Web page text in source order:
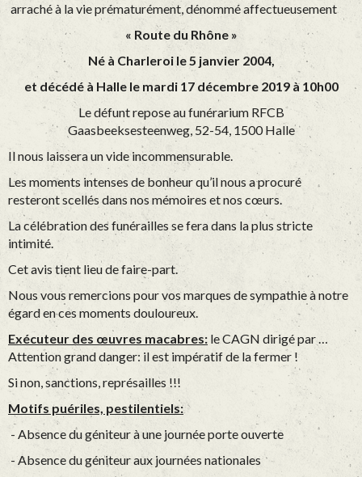
arraché à la vie prématurément, dénommé affectueusement
« Route du Rhône »
Né à Charleroi le 5 janvier 2004,
et décédé à Halle le mardi 17 décembre 2019 à 10h00
Le défunt repose au funérarium RFCB
Gaasbeeksesteenweg, 52-54, 1500 Halle
Il nous laissera un vide incommensurable.
Les moments intenses de bonheur qu’il nous a procuré
resteront scellés dans nos mémoires et nos cœurs.
La célébration des funérailles se fera dans la plus stricte
intimité.
Cet avis tient lieu de faire-part.
Nous vous remercions pour vos marques de sympathie à notre
égard en ces moments douloureux.
Exécuteur des œuvres macabres: le CAGN dirigé par …
Attention grand danger: il est impératif de la fermer !
Si non, sanctions, représailles !!!
Motifs puériles, pestilentiels:
- Absence du géniteur à une journée porte ouverte
- Absence du géniteur aux journées nationales